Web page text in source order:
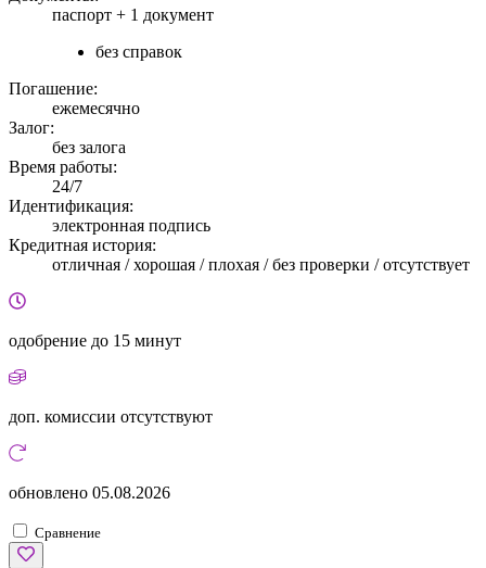
паспорт + 1 документ
без справок
Погашение:
ежемесячно
Залог:
без залога
Время работы:
24/7
Идентификация:
электронная подпись
Кредитная история:
отличная / хорошая / плохая / без проверки / отсутствует
одобрение до 15 минут
доп. комиссии отсутствуют
обновлено 05.08.2026
Сравнение